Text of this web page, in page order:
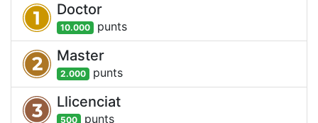
Doctor
10.000 punts
Master
2.000 punts
Llicenciat
500 punts